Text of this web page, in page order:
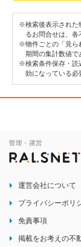
※検索後表示された
るお問合せは、各
※物件ごとの「見ら
期間の集計数値で
※検索条件保存・読
効になっている必
運営会社について
プライバシーポリ
免責事項
掲載をお考えの不